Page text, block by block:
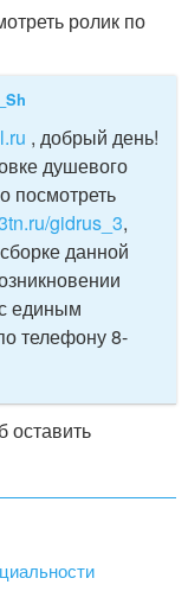
ролик по
, добрый день!
душевого
посмотреть
gidrus_3,
данной
единым
телефону 8-
оставить